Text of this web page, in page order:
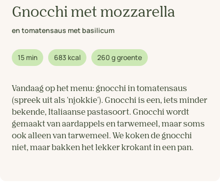
Gnocchi met mozzarella
en tomatensaus met basilicum
15 min 683 kcal 260 g groente
Vandaag op het menu: gnocchi in tomatensaus
(spreek uit als 'njokkie'). Gnocchi is een, iets minder
bekende, Italiaanse pastasoort. Gnocchi wordt
gemaakt van aardappels en tarwemeel, maar soms
ook alleen van tarwemeel. We koken de gnocchi
niet, maar bakken het lekker krokant in een pan.